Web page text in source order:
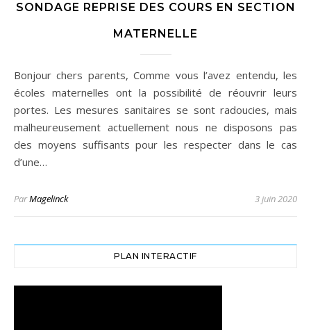
SONDAGE REPRISE DES COURS EN SECTION
MATERNELLE
Bonjour chers parents, Comme vous l’avez entendu, les
écoles maternelles ont la possibilité de réouvrir leurs
portes. Les mesures sanitaires se sont radoucies, mais
malheureusement actuellement nous ne disposons pas
des moyens suffisants pour les respecter dans le cas
d’une…
ParMagelinck 3 juin 2020
PLAN INTERACTIF